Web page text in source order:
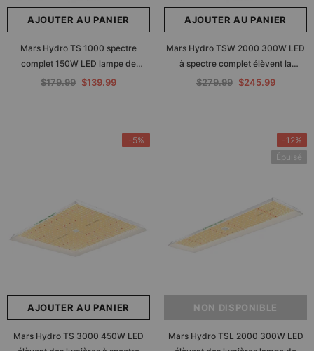
AJOUTER AU PANIER
Mars Hydro TS 1000 spectre
complet 150W LED lampe de
croissance solaire à intensité
$179.99 $139.99
AJOUTER AU PANIER
Mars Hydro TSW 2000 300W LED
à spectre complet élèvent la
lumière pour la culture
$279.99 $245.99
-5%
AJOUTER AU PANIER
Mars Hydro TS 3000 450W LED
-12%
Épuisé
NON DISPONIBLE
Mars Hydro TSL 2000 300W LED